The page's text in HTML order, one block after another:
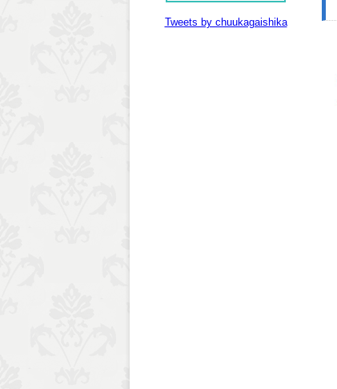
Tweets by chuukagaishika